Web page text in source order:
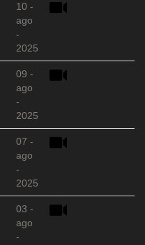
10 -
ago
-
2025
09 -
ago
-
2025
07 -
ago
-
2025
03 -
ago
-